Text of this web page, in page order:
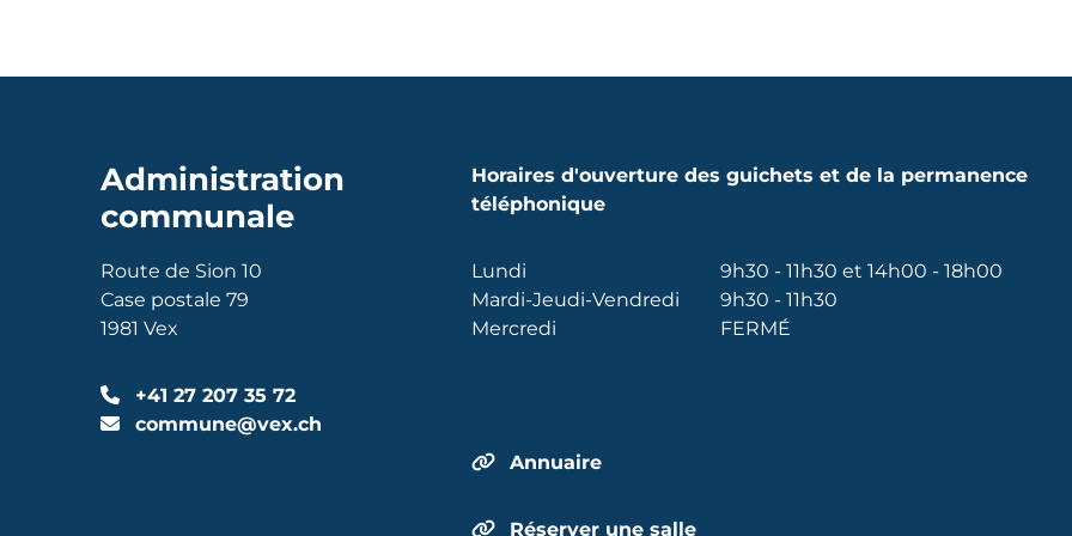
Administration
communale
Route de Sion 10
Case postale 79
1981 Vex
+41 27 207 35 72
commune@vex.ch
Horaires d'ouverture des guichets et de la permanence
téléphonique
Lundi
9h30 - 11h30 et 14h00 - 18h00
Mardi-Jeudi-Vendredi
9h30 - 11h30
Mercredi
FERMÉ
Annuaire
Réserver une salle